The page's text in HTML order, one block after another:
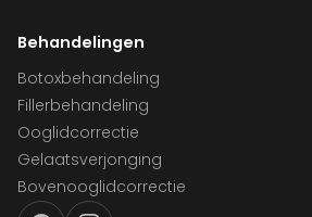
Behandelingen
Botoxbehandeling
Fillerbehandeling
Ooglidcorrectie
Gelaatsverjonging
Bovenooglidcorrectie